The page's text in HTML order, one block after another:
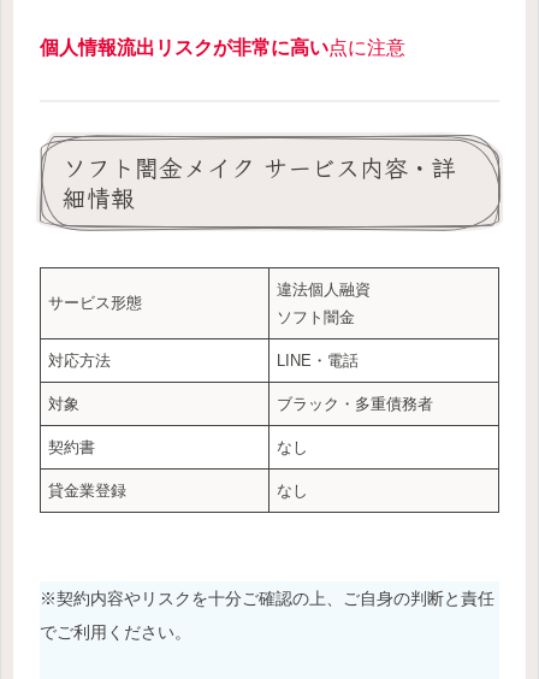
個人情報流出リスクが非常に高い点に注意
ソフト闇金メイク サービス内容・詳
細情報
サービス形態
違法個人融資
ソフト闇金
対応方法 LINE・電話
対象 ブラック・多重債務者
契約書 なし
貸金業登録 なし
※契約内容やリスクを十分ご確認の上、ご自身の判断と責任
でご利用ください。